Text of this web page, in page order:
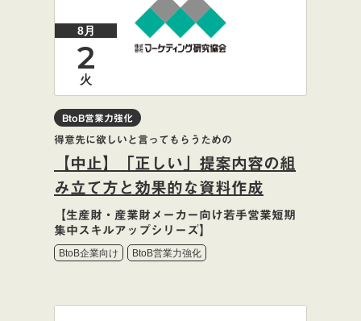
8月
2
火
BtoB営業力強化
得意先に欲しいと言ってもらうための
【中止】「正しい」提案内容の組
み立て方と効果的な資料作成
【生産財・産業財メーカー向け若手営業短期
集中スキルアップシリーズ】
BtoB企業向け BtoB営業力強化